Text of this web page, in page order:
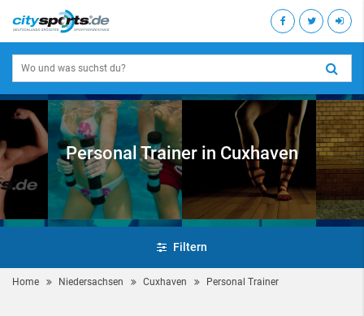
Personal Trainer in Cuxhaven
Filtern
Home Niedersachsen Cuxhaven Personal Trainer